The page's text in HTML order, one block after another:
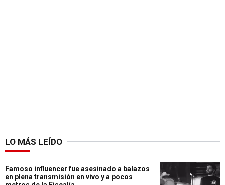
LO MÁS LEÍDO
Famoso influencer fue asesinado a balazos
en plena transmisión en vivo y a pocos